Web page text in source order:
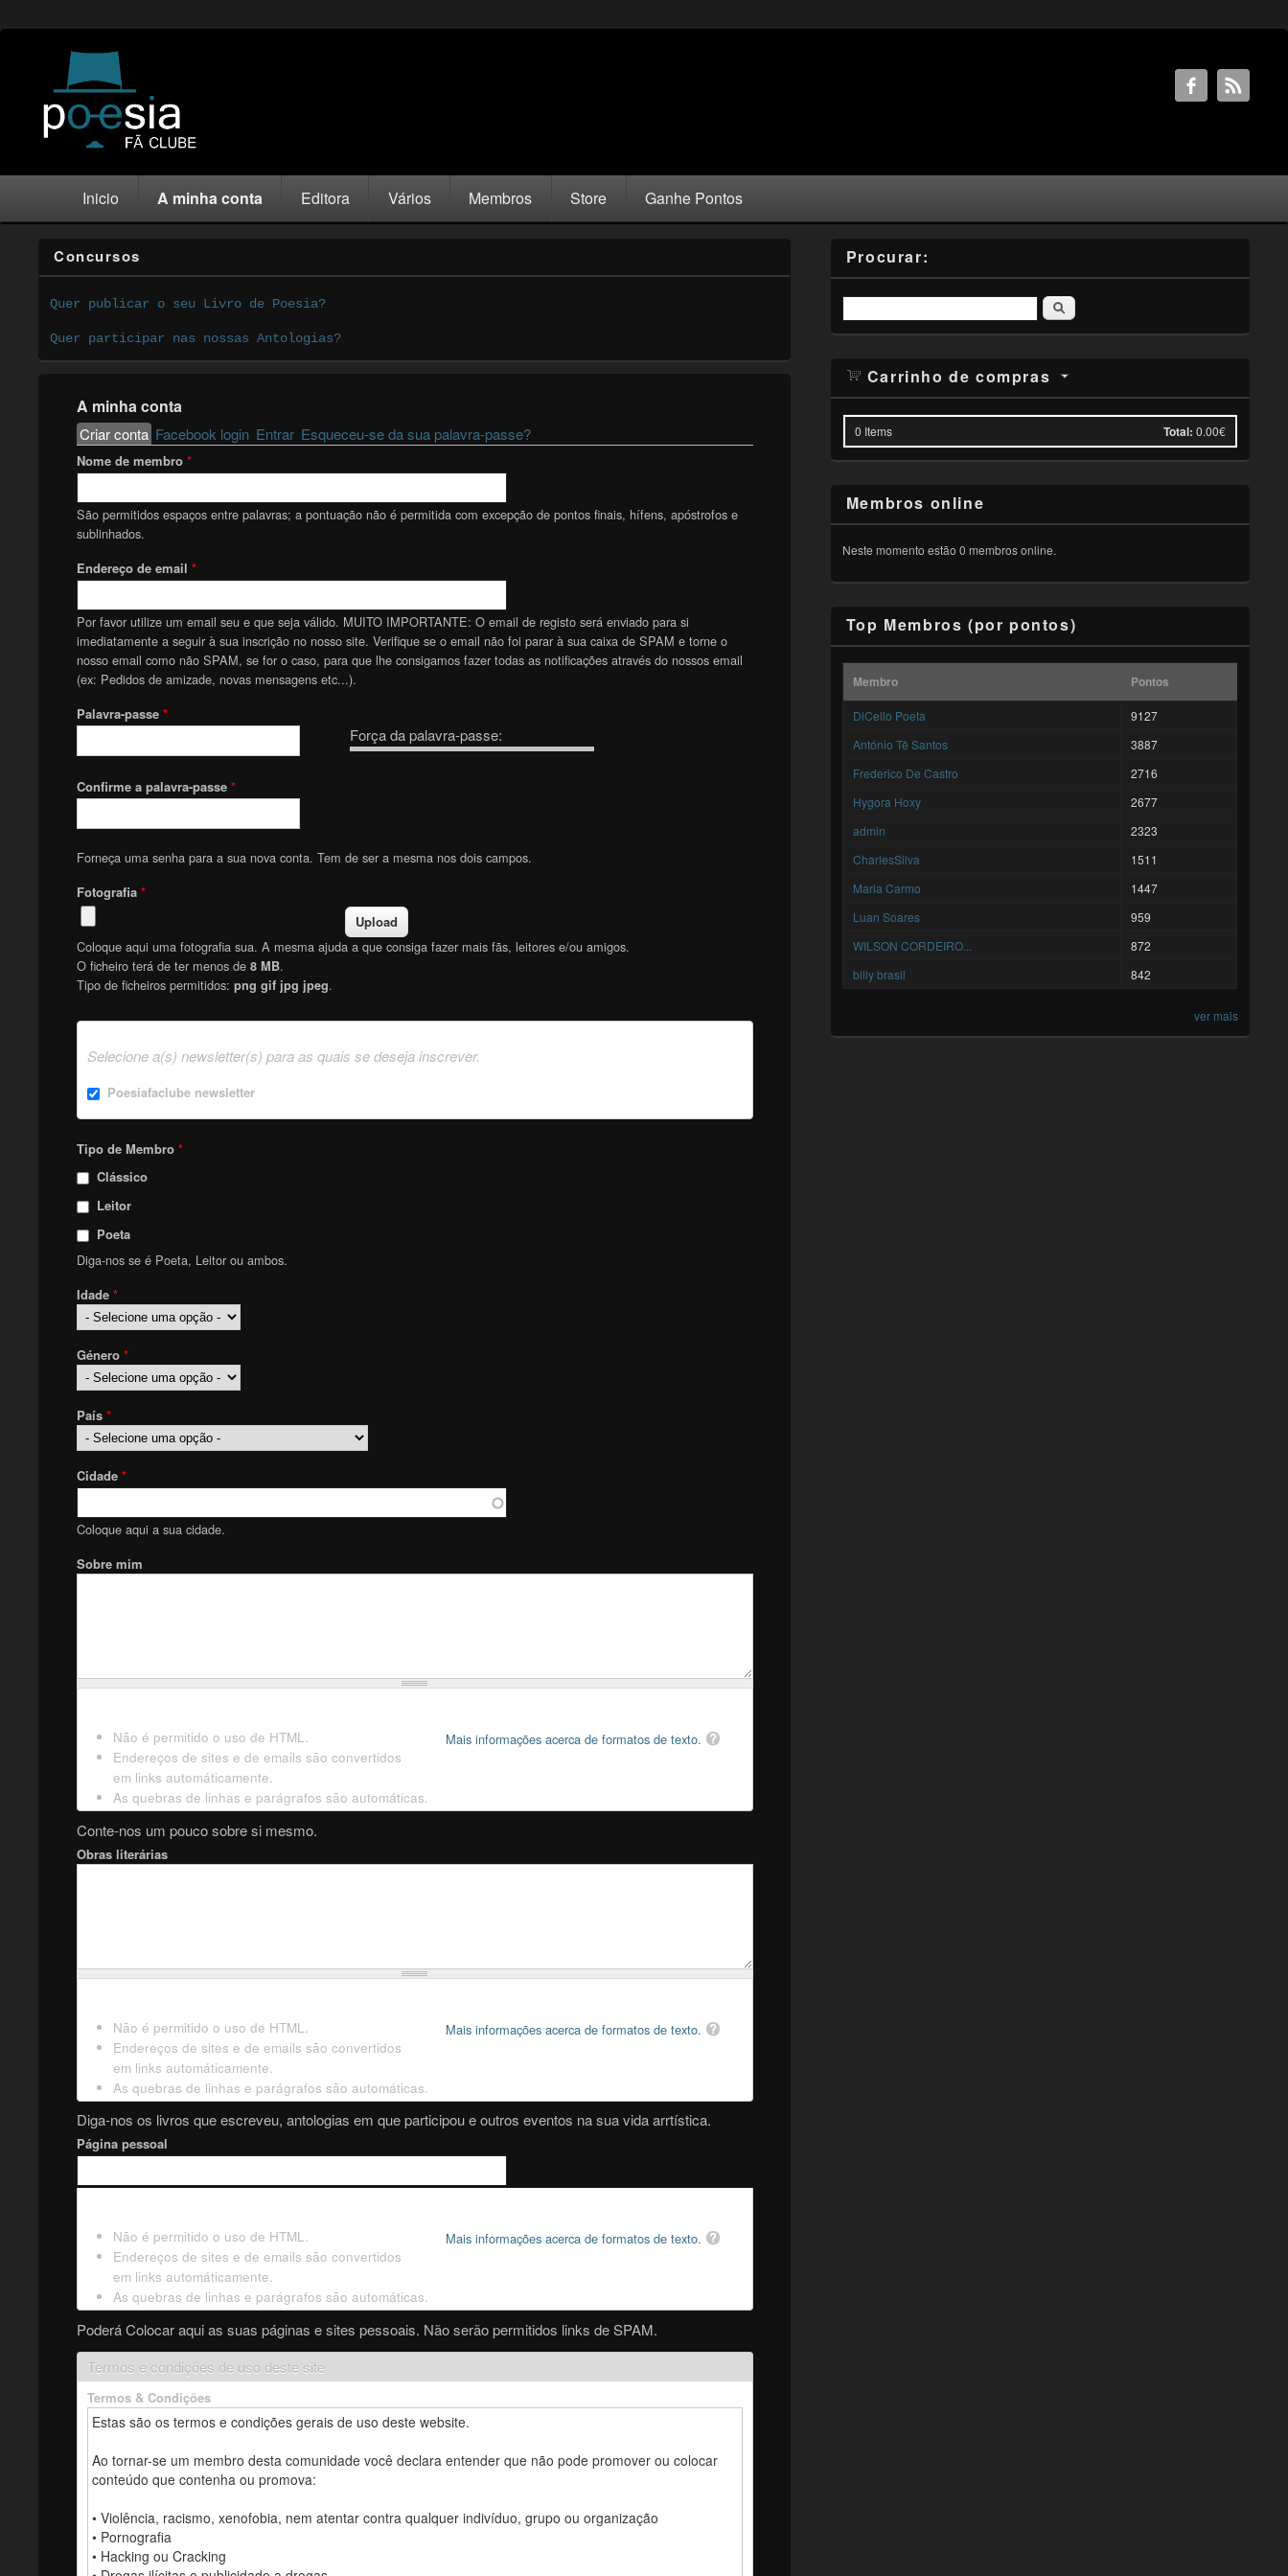
Inicio A minha conta Editora Vários Membros Store Ganhe Pontos
Concursos
Quer publicar o seu Livro de Poesia?
Quer participar nas nossas Antologias?
A minha conta
Primary tabs
Criar conta(active tab)
Facebook login Entrar Esqueceu-se da sua palavra-passe?
Nome de membro *
São permitidos espaços entre palavras; a pontuação não é permitida com excepção de pontos finais, hífens, apóstrofos e
sublinhados.
Endereço de email *
Por favor utilize um email seu e que seja válido. MUITO IMPORTANTE: O email de registo será enviado para si
imediatamente a seguir à sua inscrição no nosso site. Verifique se o email não foi parar à sua caixa de SPAM e torne o
nosso email como não SPAM, se for o caso, para que lhe consigamos fazer todas as notificações através do nossos email
(ex: Pedidos de amizade, novas mensagens etc...).
Força da palavra-passe:
Palavra-passe *
Confirme a palavra-passe *
Forneça uma senha para a sua nova conta. Tem de ser a mesma nos dois campos.
Fotografia *
Coloque aqui uma fotografia sua. A mesma ajuda a que consiga fazer mais fãs, leitores e/ou amigos.
O ficheiro terá de ter menos de 8 MB.
Tipo de ficheiros permitidos: png gif jpg jpeg.
Selecione a(s) newsletter(s) para as quais se deseja inscrever.
Poesiafaclube newsletter
Tipo de Membro *
Clássico
Leitor
Poeta
Diga-nos se é Poeta, Leitor ou ambos.
Idade *
Género *
País *
Cidade *
Coloque aqui a sua cidade.
Sobre mim
Mais informações acerca de formatos de texto.
Não é permitido o uso de HTML.
Endereços de sites e de emails são convertidos
em links automáticamente.
As quebras de linhas e parágrafos são automáticas.
Conte-nos um pouco sobre si mesmo.
Obras literárias
Mais informações acerca de formatos de texto.
Não é permitido o uso de HTML.
Endereços de sites e de emails são convertidos
em links automáticamente.
As quebras de linhas e parágrafos são automáticas.
Diga-nos os livros que escreveu, antologias em que participou e outros eventos na sua vida arrtística.
Página pessoal
Mais informações acerca de formatos de texto.
Não é permitido o uso de HTML.
Endereços de sites e de emails são convertidos
em links automáticamente.
As quebras de linhas e parágrafos são automáticas.
Poderá Colocar aqui as suas páginas e sites pessoais. Não serão permitidos links de SPAM.
Termos e condições de uso deste site
Termos & Condições
Procurar:
Pesquisar
Carrinho de compras
0 Items Total: 0.00€
Membros online
Neste momento estão 0 membros online.
Top Membros (por pontos)
Membro Pontos
DiCello Poeta
9127
António Tê Santos
3887
Frederico De Castro
2716
Hygora Hoxy
2677
admin
2323
CharlesSilva
1511
Maria Carmo
1447
Luan Soares
959
WILSON CORDEIRO...
872
billy brasil
842
ver mais